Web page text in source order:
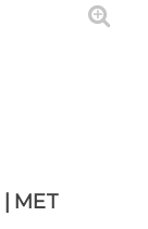
| MET